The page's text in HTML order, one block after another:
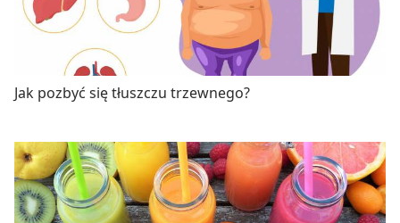
Jak pozbyć się tłuszczu trzewnego?